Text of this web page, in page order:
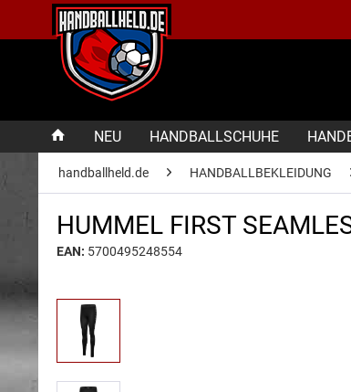
NEU HANDBALLSCHUHE
handballheld.de HANDBALLBEKLEIDUNG
HUMMEL FIRST
EAN: 5700495248554